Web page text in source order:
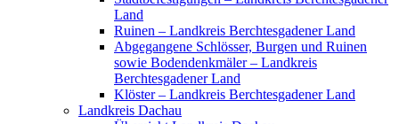
Land
Ruinen – Landkreis Berchtesgadener Land
Abgegangene Schlösser, Burgen und Ruinen
sowie Bodendenkmäler – Landkreis
Berchtesgadener Land
Klöster – Landkreis Berchtesgadener Land
Landkreis Dachau